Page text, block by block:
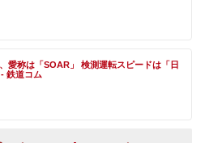
愛称は「SOAR」 検測運転スピードは「日
鉄道コム